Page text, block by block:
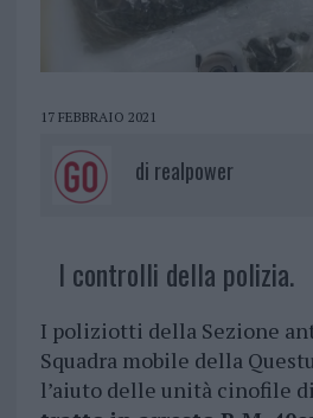
17 FEBBRAIO 2021
di realpower
I controlli della polizia.
I poliziotti della Sezione
Squadra mobile della
l’aiuto delle unità cinofile